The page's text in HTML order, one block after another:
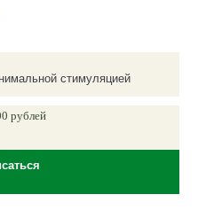
стимуляцией
рублей